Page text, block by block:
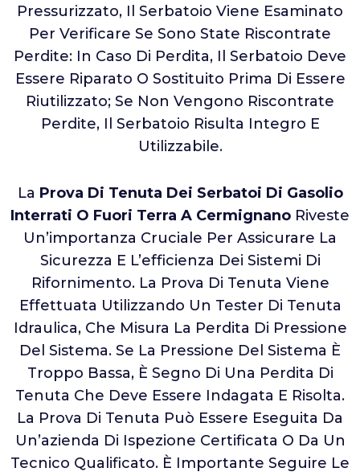
Pressurizzato, Il Serbatoio Viene Esaminato
Per Verificare Se Sono State Riscontrate
Perdite: In Caso Di Perdita, Il Serbatoio Deve
Essere Riparato O Sostituito Prima Di Essere
Riutilizzato; Se Non Vengono Riscontrate
Perdite, Il Serbatoio Risulta Integro E
Utilizzabile.
La Prova Di Tenuta Dei Serbatoi Di Gasolio
Interrati O Fuori Terra A Cermignano Riveste
Un’importanza Cruciale Per Assicurare La
Sicurezza E L’efficienza Dei Sistemi Di
Rifornimento. La Prova Di Tenuta Viene
Effettuata Utilizzando Un Tester Di Tenuta
Idraulica, Che Misura La Perdita Di Pressione
Del Sistema. Se La Pressione Del Sistema È
Troppo Bassa, È Segno Di Una Perdita Di
Tenuta Che Deve Essere Indagata E Risolta.
La Prova Di Tenuta Può Essere Eseguita Da
Un’azienda Di Ispezione Certificata O Da Un
Tecnico Qualificato. È Importante Seguire Le